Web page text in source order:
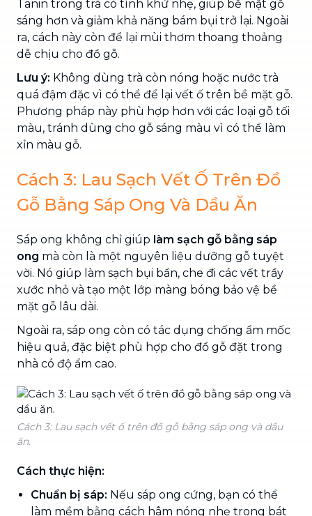
Tanin trong trà có tính khử nhẹ, giúp bề mặt gỗ
sáng hơn và giảm khả năng bám bụi trở lại. Ngoài
ra, cách này còn để lại mùi thơm thoang thoảng
dễ chịu cho đồ gỗ.
Lưu ý: Không dùng trà còn nóng hoặc nước trà
quá đậm đặc vì có thể để lại vết ố trên bề mặt gỗ.
Phương pháp này phù hợp hơn với các loại gỗ tối
màu, tránh dùng cho gỗ sáng màu vì có thể làm
xỉn màu gỗ.
Cách 3: Lau Sạch Vết Ố Trên Đồ
Gỗ Bằng Sáp Ong Và Dầu Ăn
Sáp ong không chỉ giúp làm sạch gỗ bằng sáp
ong mà còn là một nguyên liệu dưỡng gỗ tuyệt
vời. Nó giúp làm sạch bụi bẩn, che đi các vết trầy
xước nhỏ và tạo một lớp màng bóng bảo vệ bề
mặt gỗ lâu dài.
Ngoài ra, sáp ong còn có tác dụng chống ẩm mốc
hiệu quả, đặc biệt phù hợp cho đồ gỗ đặt trong
nhà có độ ẩm cao.
Cách 3: Lau sạch vết ố trên đồ gỗ bằng sáp ong và dầu
ăn.
Cách thực hiện:
Chuẩn bị sáp: Nếu sáp ong cứng, bạn có thể
làm mềm bằng cách hâm nóng nhẹ trong bát